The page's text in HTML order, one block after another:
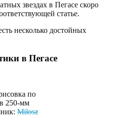
звездах в Пегасе скоро
статье.
несколько достойных
в Пегасе
по
250-мм
Milosz